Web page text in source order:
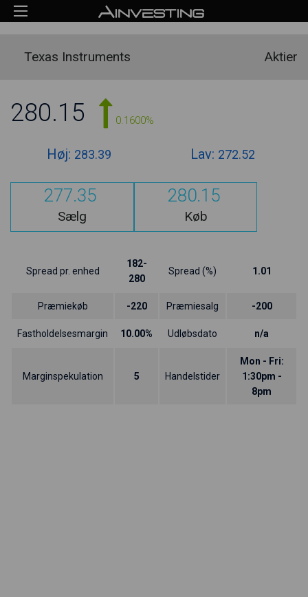
Texas Instruments Aktier
280.15 0.1600%
Høj: 283.39 Lav: 272.52
277.35
Sælg
280.15
Køb
Spread pr. enhed
182-
280
Spread (%) 1.01
Præmiekøb -220 Præmiesalg -200
Fastholdelsesmargin 10.00% Udløbsdato n/a
Marginspekulation 5 Handelstider
Mon - Fri:
1:30pm -
8pm